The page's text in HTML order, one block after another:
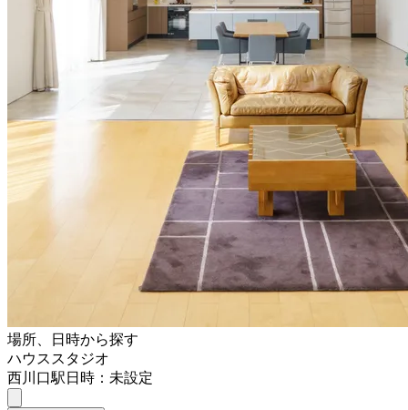
場所、日時から探す
ハウススタジオ
西川口駅日時：未設定